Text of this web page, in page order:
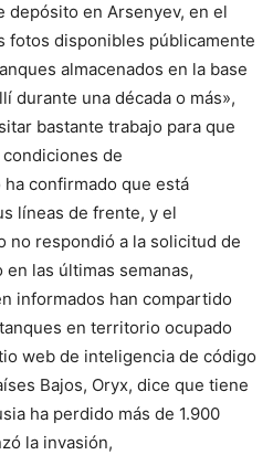
depósito en Arsenyev, en el
fotos disponibles públicamente
almacenados en la base
durante una década o más»,
bastante trabajo para que
de
confirmado que está
líneas de frente, y el
no respondió a la solicitud de
las últimas semanas,
informados han compartido
en territorio ocupado
web de inteligencia de código
Bajos, Oryx, dice que tiene
ha perdido más de 1.900
la invasión,